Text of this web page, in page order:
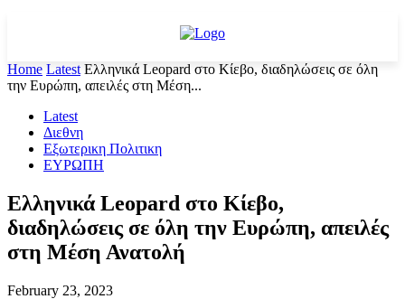
Home Latest Ελληνικά Leopard στο Κίεβο, διαδηλώσεις σε όλη
την Ευρώπη, απειλές στη Μέση...
Latest
Διεθνη
Εξωτερικη Πολιτικη
ΕΥΡΩΠΗ
Ελληνικά Leopard στο Κίεβο,
διαδηλώσεις σε όλη την Ευρώπη, απειλές
στη Μέση Ανατολή
February 23, 2023